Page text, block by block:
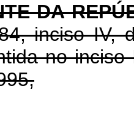
DA
inciso IV,
no